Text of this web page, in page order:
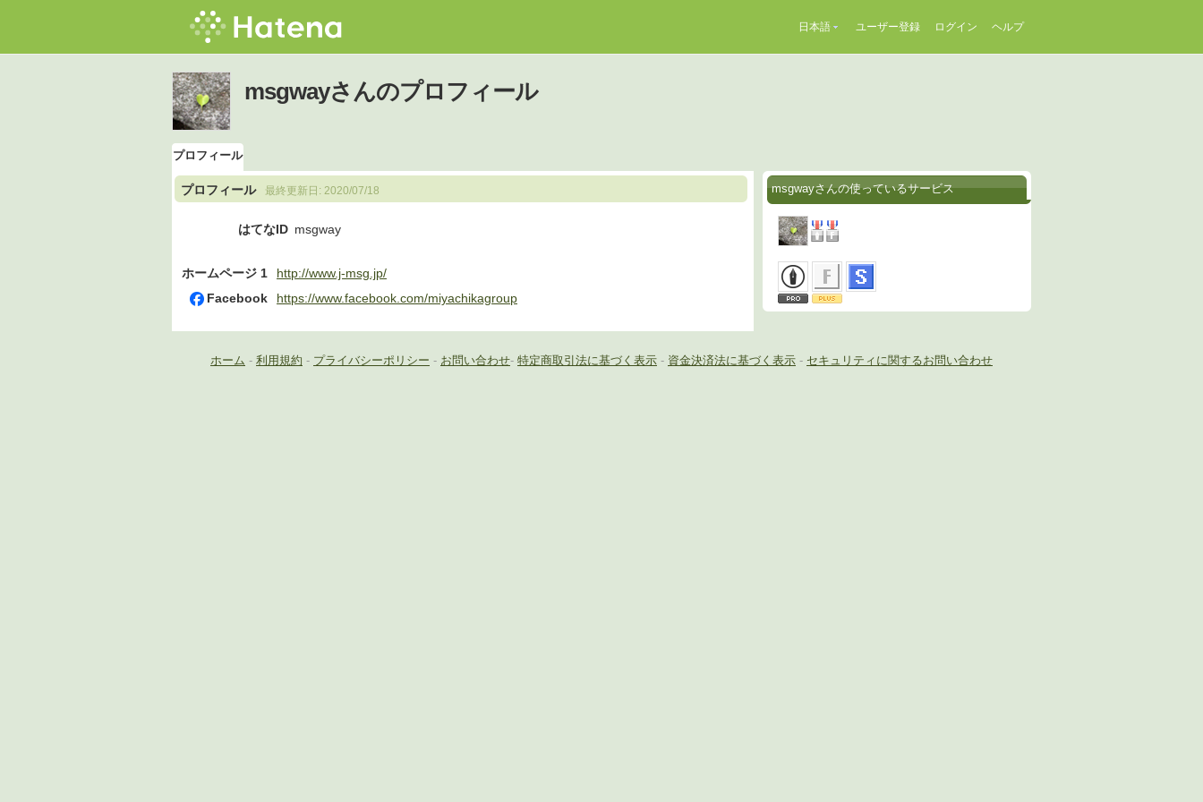
日本語 ユーザー登録 ログイン ヘルプ
msgwayさんのプロフィール
プロフィール
プロフィール 最終更新日: 2020/07/18
はてなID msgway
ホームページ 1
http://www.j-msg.jp/
Facebook
https://www.facebook.com/miyachikagroup
msgwayさんの使っているサービス
ホーム - 利用規約 - プライバシーポリシー - お問い合わせ- 特定商取引法に基づく表示 - 資金決済法に基づく表示 - セキュリティに関するお問い合わせ